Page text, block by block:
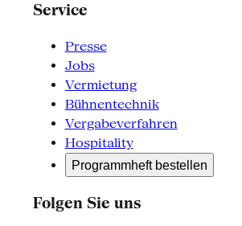
Service
Presse
Jobs
Vermietung
Bühnentechnik
Vergabeverfahren
Hospitality
Programmheft bestellen
Folgen Sie uns